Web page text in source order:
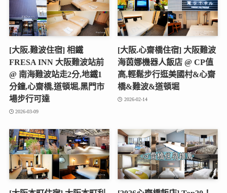
[大阪.難波住宿] 相鐵
FRESA INN 大阪難波站前
@ 南海難波站走2分,地鐵1
分鐘,心齋橋,道頓堀,黑門市
場步行可達
2026-03-09
[大阪.心齋橋住宿] 大阪難波
海茵娜機器人飯店 @ CP值
高,輕鬆步行逛美國村&心齋
橋&難波&道頓堀
2026-02-14